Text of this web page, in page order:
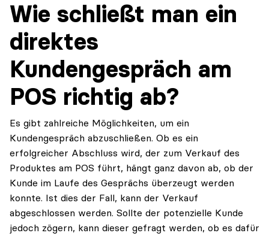
Wie schließt man ein
direktes
Kundengespräch am
POS richtig ab?
Es gibt zahlreiche Möglichkeiten, um ein
Kundengespräch abzuschließen. Ob es ein
erfolgreicher Abschluss wird, der zum Verkauf des
Produktes am POS führt, hängt ganz davon ab, ob der
Kunde im Laufe des Gesprächs überzeugt werden
konnte. Ist dies der Fall, kann der Verkauf
abgeschlossen werden. Sollte der potenzielle Kunde
jedoch zögern, kann dieser gefragt werden, ob es dafür